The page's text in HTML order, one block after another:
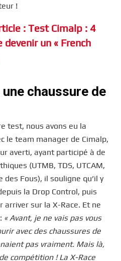
!
: Test Cimalp : 4
un « French
chaussure de
test, nous avons eu la
le team manager de Cimalp,
averti, ayant participé à de
(UTMB, TDS, UTCAM,
des Fous), il souligne qu’il y
la Drop Control, puis
arriver sur la X-Race. Et ne
« Avant, je ne vais pas vous
avec des chaussures de
pas vraiment. Mais là,
compétition ! La X-Race